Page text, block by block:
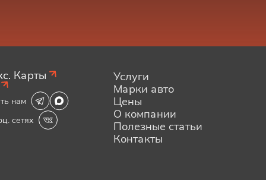
Карты
нам
сетях
Услуги
Марки авто
Цены
О компании
Полезные статьи
Контакты